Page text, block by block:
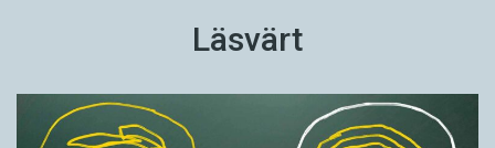
Läsvärt